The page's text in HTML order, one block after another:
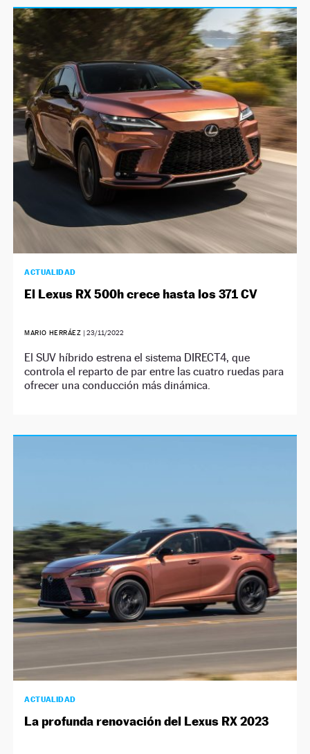
ACTUALIDAD
El Lexus RX 500h crece hasta los 371 CV
MARIO HERRÁEZ | 23/11/2022
El SUV híbrido estrena el sistema DIRECT4, que
controla el reparto de par entre las cuatro ruedas para
ofrecer una conducción más dinámica.
ACTUALIDAD
La profunda renovación del Lexus RX 2023